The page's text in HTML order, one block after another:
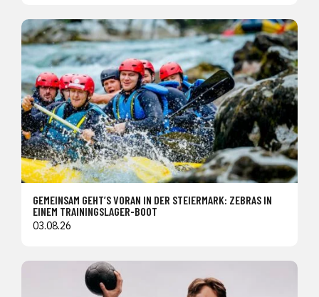
GEMEINSAM GEHT’S VORAN IN DER STEIERMARK: ZEBRAS IN
EINEM TRAININGSLAGER-BOOT
03.08.26